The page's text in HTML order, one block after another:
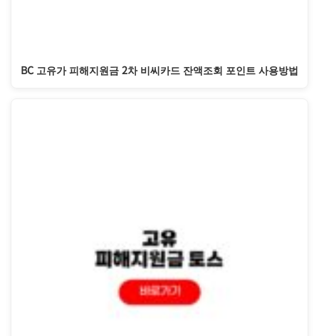
BC 고유가 피해지원금 2차 비씨카드 잔액조회 포인트 사용방법